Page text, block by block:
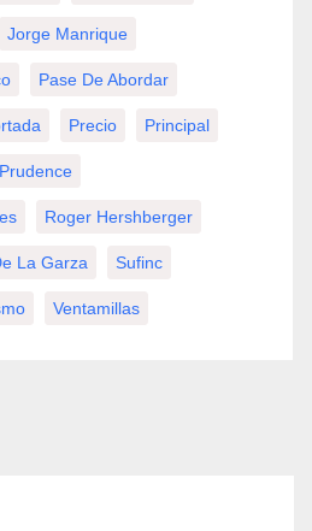
Jorge Manrique
Pase De Abordar
Precio Principal
Prudence
Roger Hershberger
La Garza Sufinc
Ventamillas